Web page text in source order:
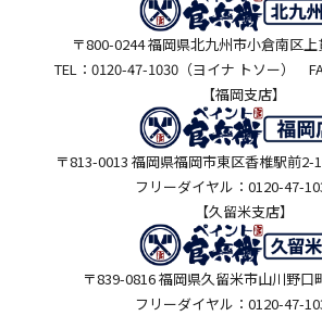
〒800-0244 福岡県北九州市小倉南区上
TEL：0120-47-1030（ヨイナ トソー）
【福岡支店】
〒813-0013 福岡県福岡市東区香椎駅前2-
フリーダイヤル：0120-47-
【久留米支店】
〒839-0816 福岡県久留米市山川野口
フリーダイヤル：0120-47-